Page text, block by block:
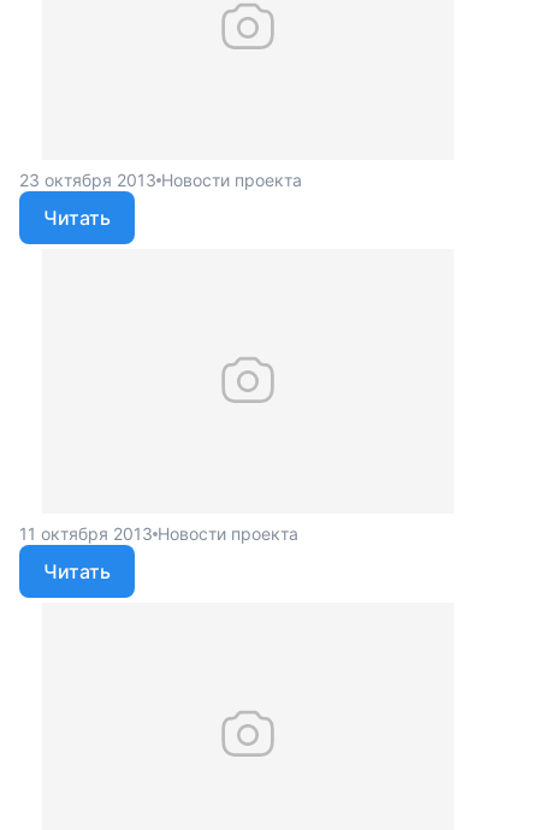
23 октября 2013 Новости проекта
Читать
11 октября 2013 Новости проекта
Читать